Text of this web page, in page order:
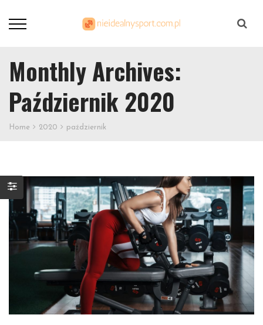
Monthly Archives:
Październik 2020
Home 2020 październik